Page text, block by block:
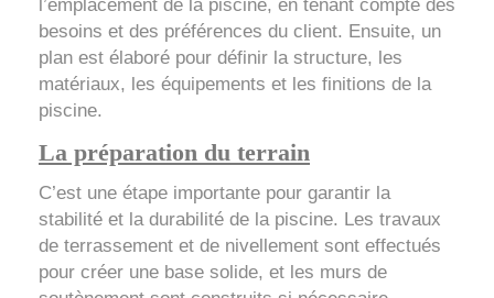
l’emplacement de la piscine, en tenant compte des
besoins et des préférences du client. Ensuite, un
plan est élaboré pour définir la structure, les
matériaux, les équipements et les finitions de la
piscine.
La préparation du terrain
C’est une étape importante pour garantir la
stabilité et la durabilité de la piscine. Les travaux
de terrassement et de nivellement sont effectués
pour créer une base solide, et les murs de